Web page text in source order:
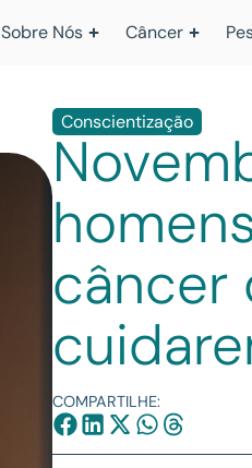
Sobre Nós Câncer
Conscientização
câncer
COMPARTILHE: